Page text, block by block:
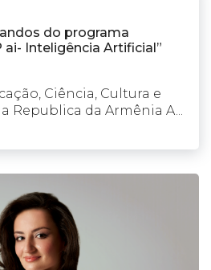
do programa
ai- Inteligência Artificial”
Ciência, Cultura e
Republica da Armênia A...